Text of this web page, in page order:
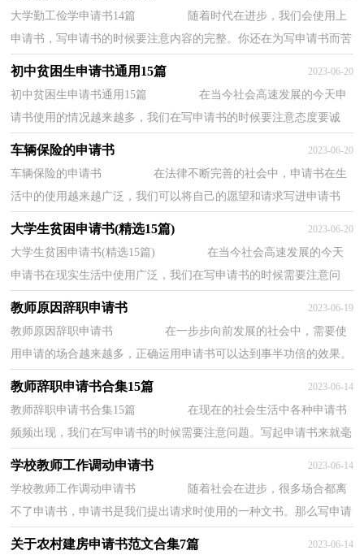
大学勤工俭学申请书14篇 随着时代在进步，我们会使用上
申请书，写申请书的时候要注意内容的完整。你还在为写申请书而苦
初中贫困生申请书通用15篇 2023-06-20
初中贫困生申请书通用15篇 在当今社会高速发展的今天申
请书使用的情况越来越多，我们在写申请书的时候要注意态度要诚
车辆保险的申请书 2023-06-20
车辆保险的申请书 在法律不断完善的社会中，申请书在生
活中的使用越来越广泛，我们可以将自己的愿望和请求写进申请书
大学生贫困申请书(精选15篇) 2023-06-20
大学生贫困申请书(精选15篇) 在当今社会高速发展的今天
申请书在现实生活中使用广泛，我们在写申请书的时候需要注意问
教师原因辞职申请书 2023-06-19
教师原因辞职申请书 在一步步向前发展的社会中，需要使
用申请的场合越来越多，正确运用申请书可以达到事半功倍的效果。
教师辞职申请书合集15篇 2023-06-14
教师辞职申请书合集15篇 在现在的社会生活中各种申请书
频频出现，我们在写申请书的时候需要注意问题。写起申请书来就毫
学校教师工作调动申请书 2023-06-14
学校教师工作调动申请书 随着社会在进步，很多场合都离
不了申请书，申请书是我们提出请求时使用的一种文书。那么写申请
书真的很难吗？以下是小编为大家收集的学校...
关于农村建房申请书范文合集7篇 2023-06-14